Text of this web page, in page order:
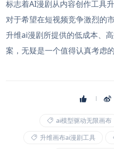
标志着AI漫剧从内容创作工具
对于希望在短视频竞争激烈的
升维ai漫剧所提供的低成本、
案，无疑是一个值得认真考虑的
ai模型驱动无限画布
升维画布ai漫剧工具